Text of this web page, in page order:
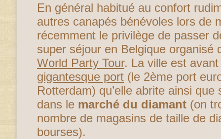
En général habitué au confort
autres canapés bénévoles lors de
récemment le privilège de passer
super séjour en Belgique organisé
World Party Tour. La ville est
gigantesque port (le 2ème port
Rotterdam) qu’elle abrite ainsi
dans le marché du diamant (on
nombre de magasins de taille de
bourses).